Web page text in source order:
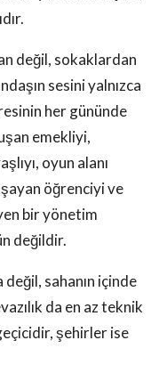
değil, sokaklardan
sesini yalnızca
her gününde
emekliyi,
oyun alanı
öğrenciyi ve
bir yönetim
değildir.
sahanın içinde
da en az teknik
şehirler ise